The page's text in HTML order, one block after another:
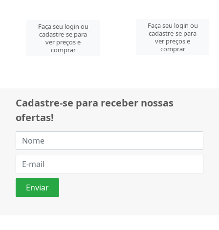
Faça seu login ou
cadastre-se para
ver preços e
comprar
Faça seu login ou
cadastre-se para
ver preços e
comprar
Cadastre-se para receber nossas
ofertas!